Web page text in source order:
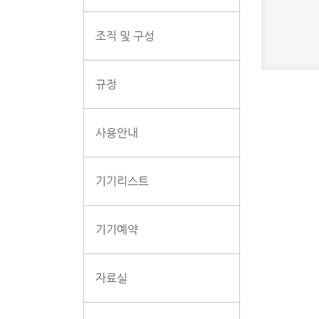
조직 및 구성
규정
사용안내
기기리스트
기기예약
자료실